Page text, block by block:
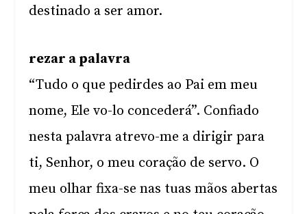
destinado a ser amor.
rezar a palavra
“Tudo o que pedirdes ao Pai em meu
nome, Ele vo-lo concederá”. Confiado
nesta palavra atrevo-me a dirigir para
ti, Senhor, o meu coração de servo. O
meu olhar fixa-se nas tuas mãos abertas